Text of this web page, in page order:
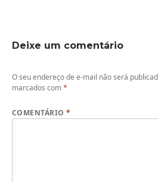
Deixe um comentário
O seu endereço de e-mail não será
marcados com*
COMENTÁRIO*